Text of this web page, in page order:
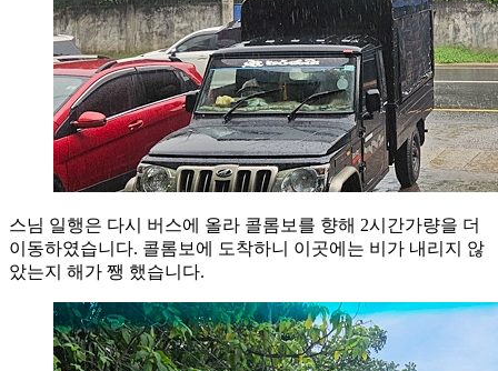
스님 일행은 다시 버스에 올라 콜롬보를 향해 2시간가량을 더
이동하였습니다. 콜롬보에 도착하니 이곳에는 비가 내리지 않
았는지 해가 쨍 했습니다.